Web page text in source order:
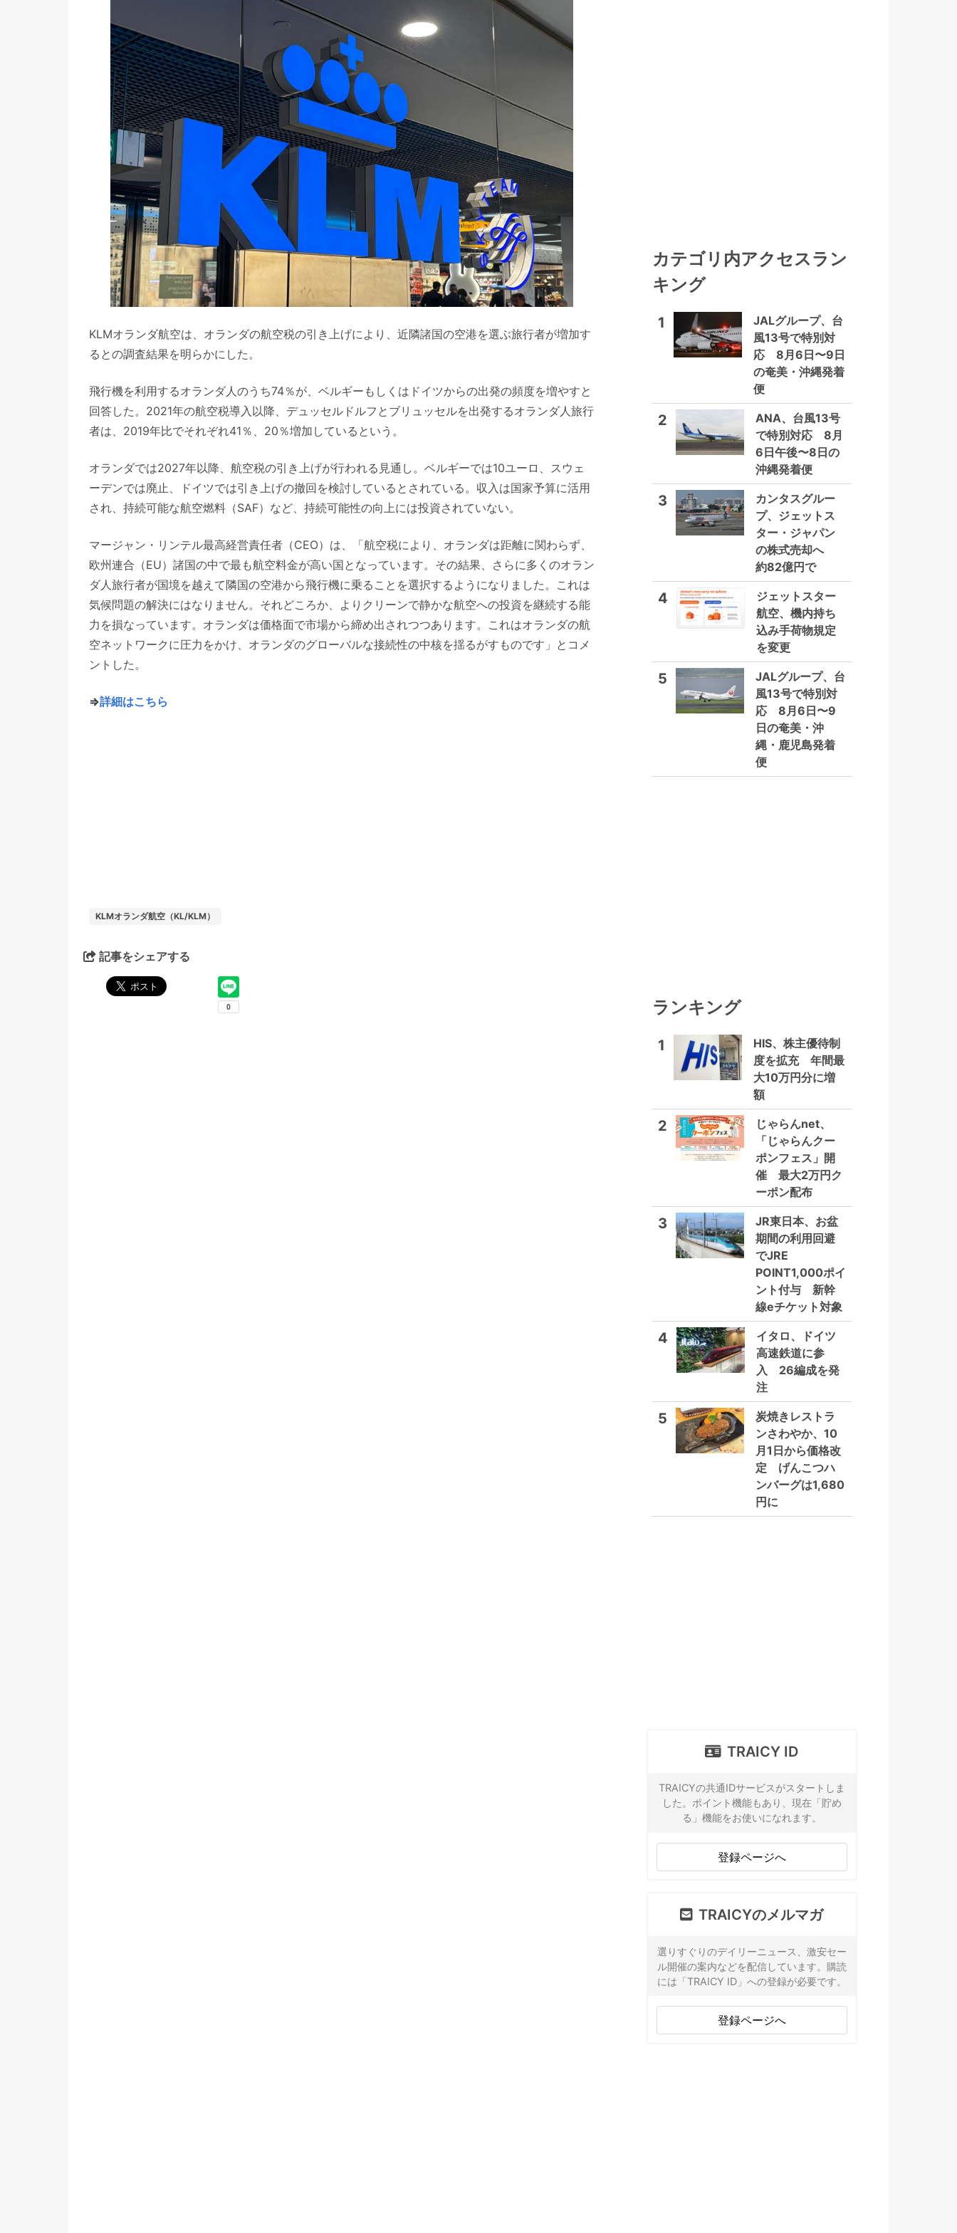
KLMオランダ航空は、オランダの航空税の引き上げにより、近隣諸国の空港を選ぶ旅行者が増加す
るとの調査結果を明らかにした。
飛行機を利用するオランダ人のうち74％が、ベルギーもしくはドイツからの出発の頻度を増やすと
回答した。2021年の航空税導入以降、デュッセルドルフとブリュッセルを出発するオランダ人旅行
者は、2019年比でそれぞれ41％、20％増加しているという。
オランダでは2027年以降、航空税の引き上げが行われる見通し。ベルギーでは10ユーロ、スウェ
ーデンでは廃止、ドイツでは引き上げの撤回を検討しているとされている。収入は国家予算に活用
され、持続可能な航空燃料（SAF）など、持続可能性の向上には投資されていない。
マージャン・リンテル最高経営責任者（CEO）は、「航空税により、オランダは距離に関わらず、
欧州連合（EU）諸国の中で最も航空料金が高い国となっています。その結果、さらに多くのオラン
ダ人旅行者が国境を越えて隣国の空港から飛行機に乗ることを選択するようになりました。これは
気候問題の解決にはなりません。それどころか、よりクリーンで静かな航空への投資を継続する能
力を損なっています。オランダは価格面で市場から締め出されつつあります。これはオランダの航
空ネットワークに圧力をかけ、オランダのグローバルな接続性の中核を揺るがすものです」とコメ
ントした。
⇒詳細はこちら
KLMオランダ航空（KL/KLM）
記事をシェアする
カテゴリ内アクセスラン
キング
1
JALグループ、台
風13号で特別対
応 8月6日〜9日
の奄美・沖縄発着
便
2
ANA、台風13号
で特別対応 8月
6日午後〜8日の
沖縄発着便
3
カンタスグルー
プ、ジェットス
ター・ジャパン
の株式売却へ
約82億円で
4
ジェットスター
航空、機内持ち
込み手荷物規定
を変更
5
JALグループ、台
風13号で特別対
応 8月6日〜9
日の奄美・沖
縄・鹿児島発着
便
ランキング
1
HIS、株主優待制
度を拡充 年間最
大10万円分に増
額
2
じゃらんnet、
「じゃらんクー
ポンフェス」開
催 最大2万円ク
ーポン配布
3
JR東日本、お盆
期間の利用回避
でJRE
POINT1,000ポイ
ント付与 新幹
線eチケット対象
4
イタロ、ドイツ
高速鉄道に参
入 26編成を発
注
5
炭焼きレストラ
ンさわやか、10
月1日から価格改
定 げんこつハ
ンバーグは1,680
円に
TRAICY ID
TRAICYの共通IDサービスがスタートしま
した。ポイント機能もあり、現在「貯め
る」機能をお使いになれます。
登録ページへ
TRAICYのメルマガ
選りすぐりのデイリーニュース、激安セー
ル開催の案内などを配信しています。購読
には「TRAICY ID」への登録が必要です。
登録ページへ